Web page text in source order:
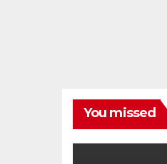
You missed